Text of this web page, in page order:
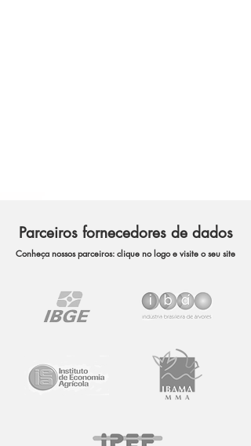
Parceiros fornecedores de dados
Conheça nossos parceiros: clique no logo e visite o seu site